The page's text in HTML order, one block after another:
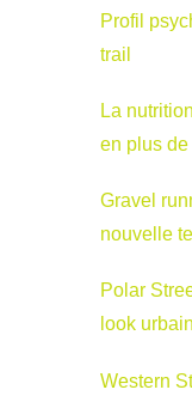
Profil
trail
La
en plus de
Gravel
nouvelle
Polar
look
Western